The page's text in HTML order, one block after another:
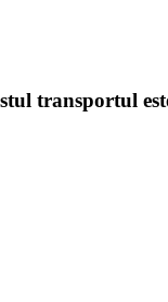
transportul